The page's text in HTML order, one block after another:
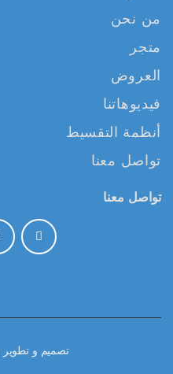
من نحن
متجر
العروض
فيديوهاتنا
أنظمة التقسيط
تواصل معنا
تواصل معنا
تصميم و تطوير